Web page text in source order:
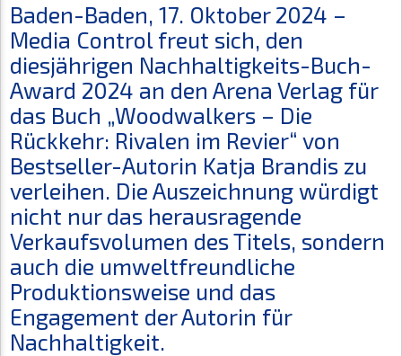
Baden-Baden, 17. Oktober 2024 –
Media Control freut sich, den
diesjährigen Nachhaltigkeits-Buch-
Award 2024 an den Arena Verlag für
das Buch „Woodwalkers – Die
Rückkehr: Rivalen im Revier“ von
Bestseller-Autorin Katja Brandis zu
verleihen. Die Auszeichnung würdigt
nicht nur das herausragende
Verkaufsvolumen des Titels, sondern
auch die umweltfreundliche
Produktionsweise und das
Engagement der Autorin für
Nachhaltigkeit.